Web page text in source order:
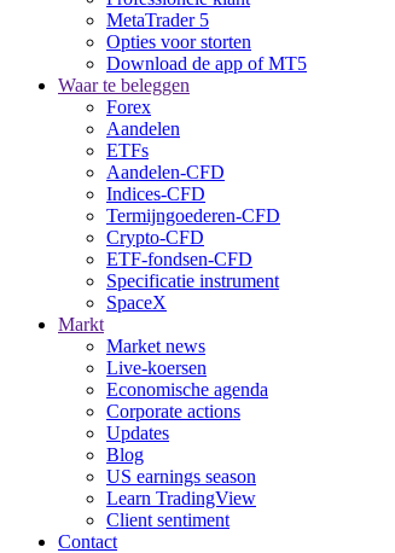
MetaTrader 5
Opties voor storten
Download de app of MT5
Waar te beleggen
Forex
Aandelen
ETFs
Aandelen-CFD
Indices-CFD
Termijngoederen-CFD
Crypto-CFD
ETF-fondsen-CFD
Specificatie instrument
SpaceX
Markt
Market news
Live-koersen
Economische agenda
Corporate actions
Updates
Blog
US earnings season
Learn TradingView
Client sentiment
Contact